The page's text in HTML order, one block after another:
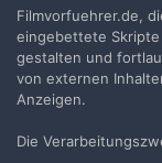
Erstelle ein
an,
Du musst ein
Filmvorfuehrer.de,
eingebettete Skripte
gestalten und
von externen
Anzeigen.
Die